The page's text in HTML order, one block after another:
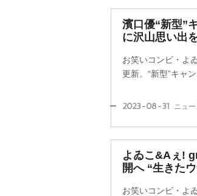
濱口優“新型”
に沢山思い出
お笑いコンビ・よ
更新。“新型”キャ
2023-08-31 ニュー
よゐこ&Aぇ!
開へ “生きた
お笑いコンビ・よ